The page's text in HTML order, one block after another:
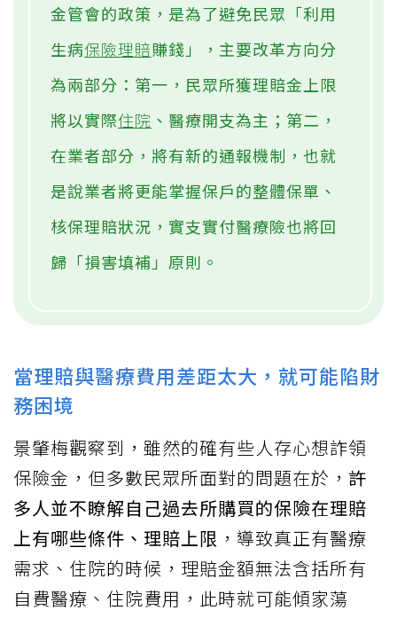
金管會的政策，是為了避免民眾「利用
生病保險理賠賺錢」，主要改革方向分
為兩部分：第一，民眾所獲理賠金上限
將以實際住院 、醫療開支為主；第二，
在業者部分，將有新的通報機制，也就
是說業者將更能掌握保戶的整體保單、
核保理賠狀況，實支實付醫療險也將回
歸「損害填補」原則。
當理賠與醫療費用差距太大，就可能陷財
務困境
景肇梅觀察到，雖然的確有些人存心想詐領
保險金，但多數民眾所面對的問題在於， 許
多人並不瞭解自己過去所購買的保險在理賠
上有哪些條件、理賠上限 ，導致真正有醫療
需求、住院的時候，理賠金額無法含括所有
自費醫療、住院費用，此時就可能傾家蕩